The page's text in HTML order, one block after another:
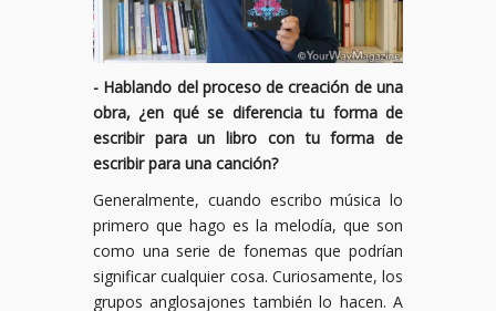
- Hablando del proceso de creación de una
obra, ¿en qué se diferencia tu forma de
escribir para un libro con tu forma de
escribir para una canción?
Generalmente, cuando escribo música lo
primero que hago es la melodía, que son
como una serie de fonemas que podrían
significar cualquier cosa. Curiosamente, los
grupos anglosajones también lo hacen. A